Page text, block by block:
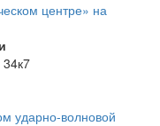
центре» на